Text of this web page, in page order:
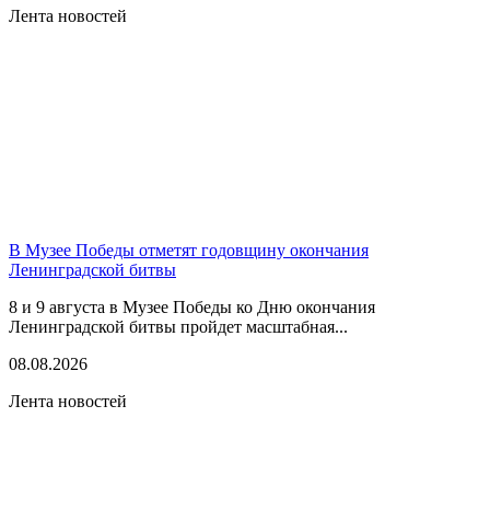
Лента новостей
В Музее Победы отметят годовщину окончания
Ленинградской битвы
8 и 9 августа в Музее Победы ко Дню окончания
Ленинградской битвы пройдет масштабная...
08.08.2026
Лента новостей